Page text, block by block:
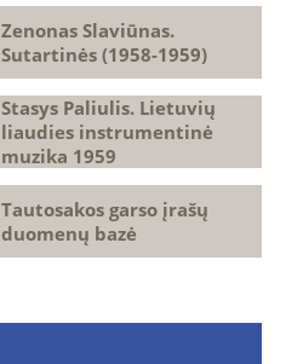
Zenonas Slaviūnas.
Sutartinės (1958-1959)
Stasys Paliulis. Lietuvių
liaudies instrumentinė
muzika 1959
Tautosakos garso įrašų
duomenų bazė